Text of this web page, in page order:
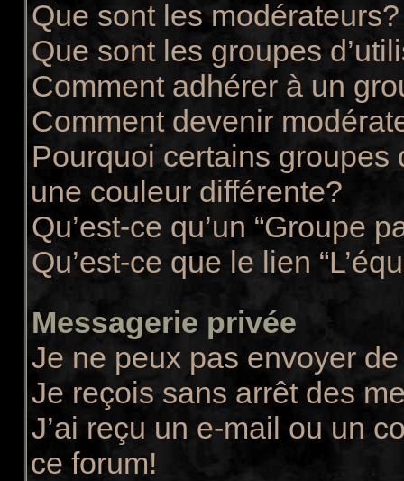
Que sont les modérateurs?
Que sont les groupes
Comment adhérer à un
Comment devenir
Pourquoi certains groupes
une couleur différente?
Qu’est-ce qu’un “Groupe
Qu’est-ce que le lien
Messagerie privée
Je ne peux pas envoyer
Je reçois sans arrêt des
J’ai reçu un e-mail ou un
ce forum!